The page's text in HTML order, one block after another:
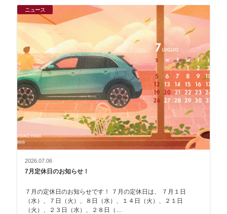
ニュース
2026.07.06
7月定休日のお知らせ！
７月の定休日のお知らせです！ ７月の定休日は、 ７月１日
（水）、７日（火）、８日（水）、１４日（火）、２１日
（火）、２３日（水）、２８日（…